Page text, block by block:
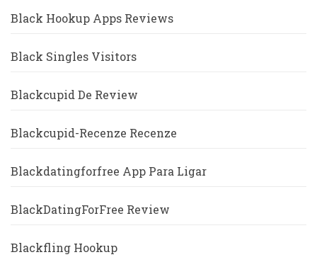
Black Hookup Apps Reviews
Black Singles Visitors
Blackcupid De Review
Blackcupid-Recenze Recenze
Blackdatingforfree App Para Ligar
BlackDatingForFree Review
Blackfling Hookup